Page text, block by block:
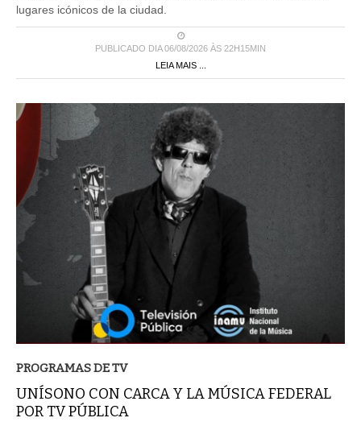
lugares icónicos de la ciudad.
PUBLICADO DIA 06/08/2026 ÀS 22H15MIN
LEIA MAIS ...
PROGRAMAS DE TV
UNÍSONO CON CARCA Y LA MÚSICA FEDERAL
POR TV PÚBLICA